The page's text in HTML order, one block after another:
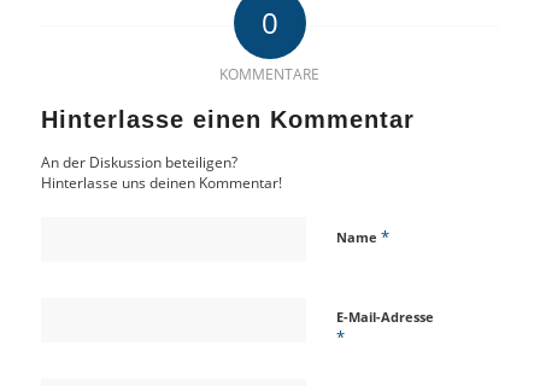
0
KOMMENTARE
Hinterlasse einen Kommentar
An der Diskussion beteiligen?
Hinterlasse uns deinen Kommentar!
Name *
E-Mail-Adresse
*